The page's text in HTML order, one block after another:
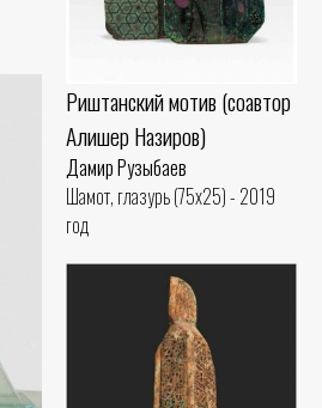
Риштанский мотив (соавтор
Алишер Назиров)
Дамир Рузыбаев
Шамот, глазурь (75x25) - 2019
год